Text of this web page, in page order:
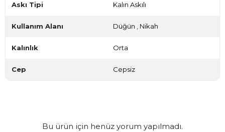
Askı Tipi Kalın Askılı
Kullanım Alanı Düğün , Nikah
Kalınlık Orta
Cep Cepsiz
Bu ürün için henüz yorum yapılmadı.